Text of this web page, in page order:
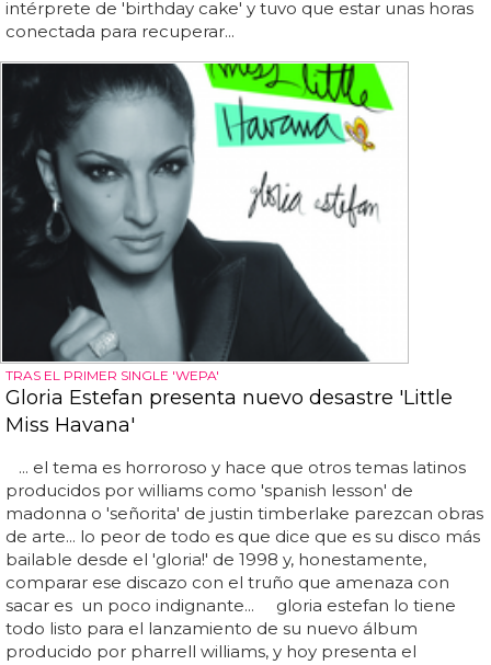
intérprete de 'birthday cake' y tuvo que estar unas horas
conectada para recuperar...
TRAS EL PRIMER SINGLE 'WEPA'
Gloria Estefan presenta nuevo desastre 'Little
Miss Havana'
... el tema es horroroso y hace que otros temas latinos
producidos por williams como 'spanish lesson' de
madonna o 'señorita' de justin timberlake parezcan obras
de arte... lo peor de todo es que dice que es su disco más
bailable desde el 'gloria!' de 1998 y, honestamente,
comparar ese discazo con el truño que amenaza con
sacar es un poco indignante... gloria estefan lo tiene
todo listo para el lanzamiento de su nuevo álbum
producido por pharrell williams, y hoy presenta el